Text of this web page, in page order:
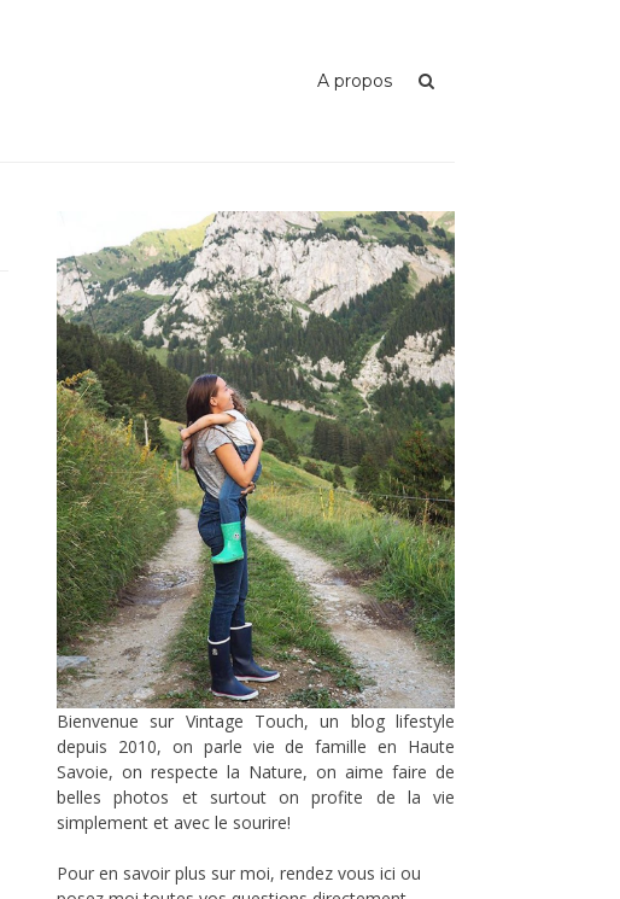
A propos
Bienvenue sur Vintage Touch, un blog lifestyle
depuis 2010, on parle vie de famille en Haute
Savoie, on respecte la Nature, on aime faire de
belles photos et surtout on profite de la vie
simplement et avec le sourire!
Pour en savoir plus sur moi, rendez vous ici ou